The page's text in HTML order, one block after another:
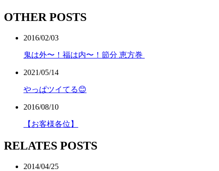
OTHER POSTS
2016/02/03
鬼は外〜！福は内〜！節分 恵方巻
2021/05/14
やっぱツイてる😊
2016/08/10
【お客様各位】
RELATES POSTS
2014/04/25